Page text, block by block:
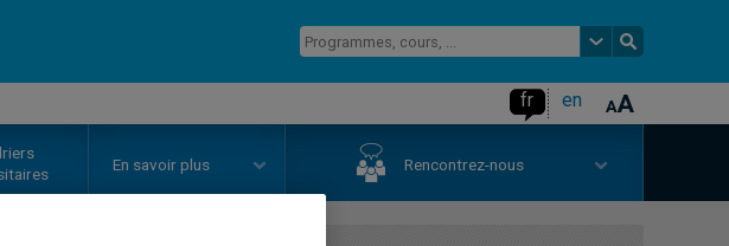
fr en
En savoir plus Rencontrez-nous